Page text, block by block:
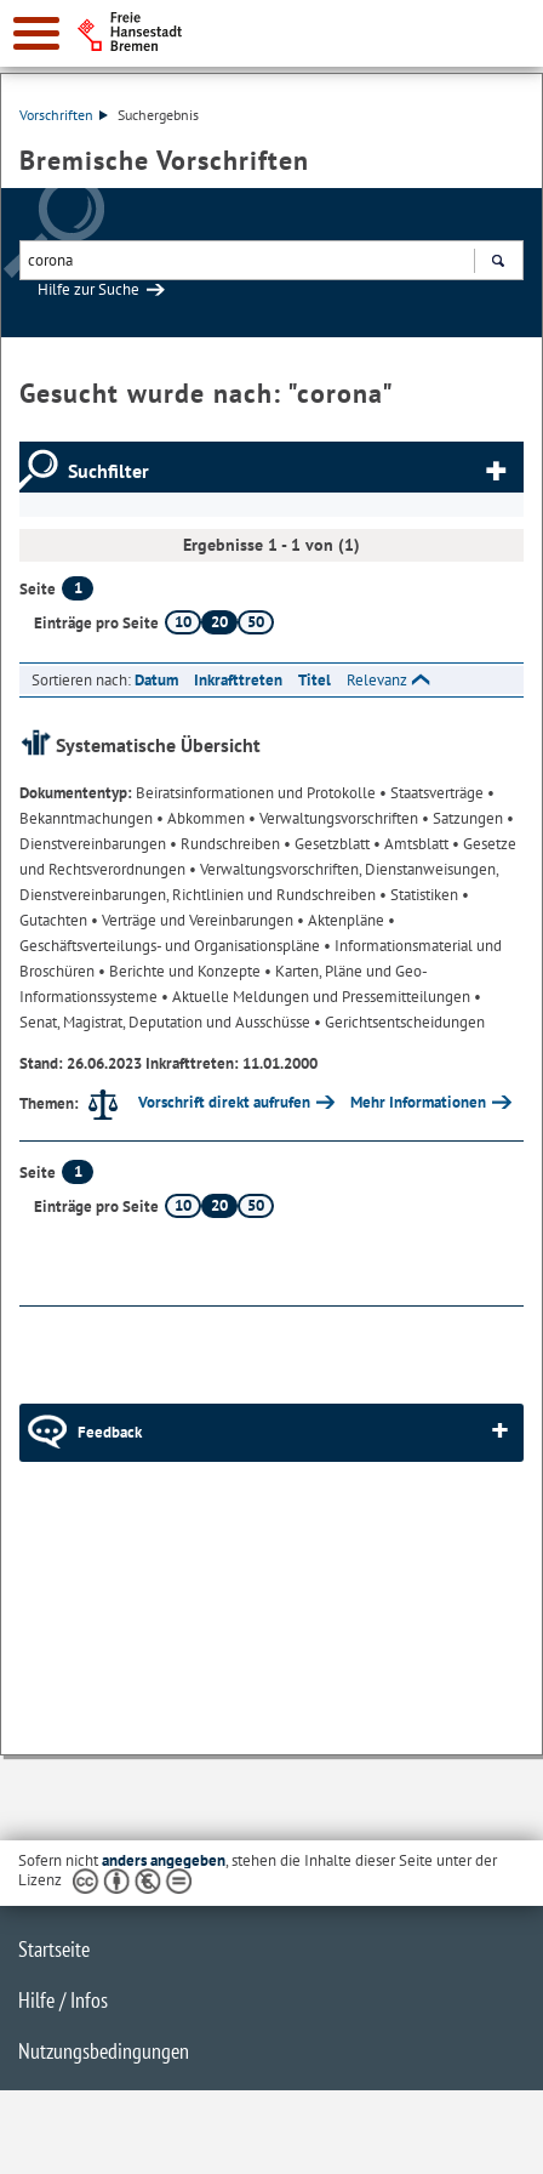
Vorschriften Suchergebnis
Bremische Vorschriften
Hilfe zur Suche
Gesucht wurde nach: "corona"
Suchfilter
Ergebnisse 1 - 1 von (1)
Seite
1
Einträge pro Seite
10 20 50
Sortieren nach:Datum Inkrafttreten Titel Relevanz
Systematische Übersicht
Dokumententyp: Beiratsinformationen und Protokolle • Staatsverträge •
Bekanntmachungen • Abkommen • Verwaltungsvorschriften • Satzungen •
Dienstvereinbarungen • Rundschreiben • Gesetzblatt• Amtsblatt• Gesetze
und Rechtsverordnungen • Verwaltungsvorschriften, Dienstanweisungen,
Dienstvereinbarungen, Richtlinien und Rundschreiben • Statistiken •
Gutachten • Verträge und Vereinbarungen • Aktenpläne •
Geschäftsverteilungs- und Organisationspläne • Informationsmaterial und
Broschüren • Berichte und Konzepte • Karten, Pläne und Geo-
Informationssysteme • Aktuelle Meldungen und Pressemitteilungen •
Senat, Magistrat, Deputation und Ausschüsse • Gerichtsentscheidungen
Stand: 26.06.2023 Inkrafttreten: 11.01.2000
Themen:
Vorschrift direkt aufrufen Mehr Informationen
Seite
1
Einträge pro Seite
10 20 50
Feedback
Sofern nichtanders angegeben, stehen die Inhalte dieser Seite unter der
Lizenz
Startseite
Hilfe / Infos
Nutzungsbedingungen